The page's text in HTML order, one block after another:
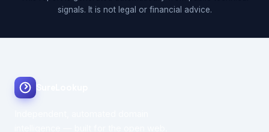
signals. It is not legal or financial advice.
SureLookup